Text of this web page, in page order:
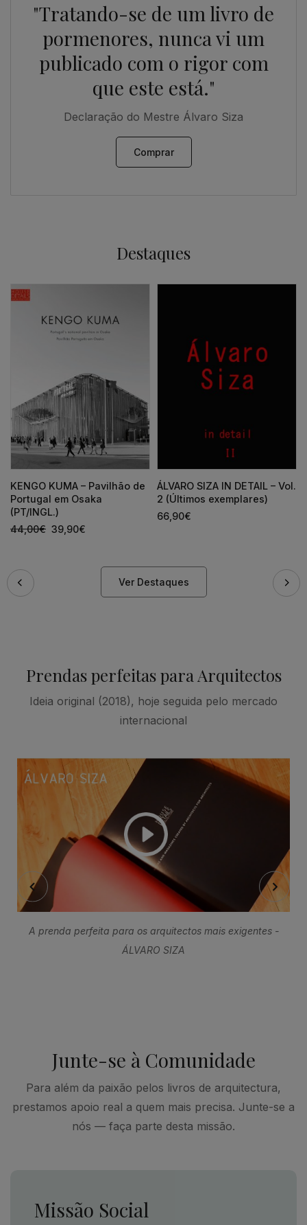
"Tratando-se de um livro de
pormenores, nunca vi um
publicado com o rigor com
que este está."
Declaração do Mestre Álvaro Siza
Comprar
Destaques
KENGO KUMA – Pavilhão de
Portugal em Osaka
(PT/INGL.)
44,00€ 39,90€
ÁLVARO SIZA IN DETAIL – Vol.
2 (Últimos exemplares)
66,90€
Ver Destaques
Prendas perfeitas para Arquitectos
Ideia original (2018), hoje seguida pelo mercado
internacional
A prenda perfeita para os arquitectos mais exigentes -
ÁLVARO SIZA
Junte-se à Comunidade
Para além da paixão pelos livros de arquitectura,
prestamos apoio real a quem mais precisa. Junte-se a
nós — faça parte desta missão.
Missão Social